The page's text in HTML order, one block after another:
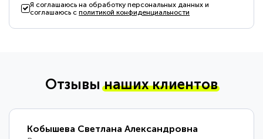
Я соглашаюсь на обработку персональных данных и
соглашаюсь сполитикой конфиденциальности
Отзывынаших клиентов
Кобышева Светлана Александровна